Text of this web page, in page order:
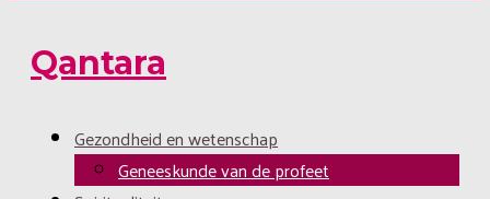
Qantara
Gezondheid en wetenschap
Geneeskunde van de profeet